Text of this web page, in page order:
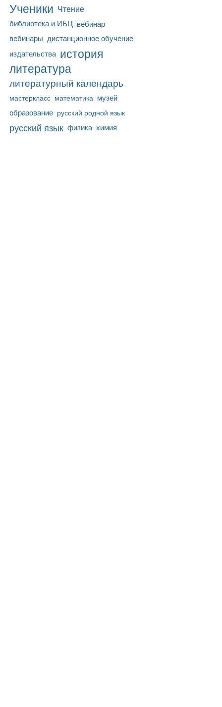
Ученики Чтение
библиотека и ИБЦ вебинар
вебинары дистанционное обучение
издательства история
литература
литературный календарь
мастеркласс математика музей
образование русский родной язык
русский язык физика химия